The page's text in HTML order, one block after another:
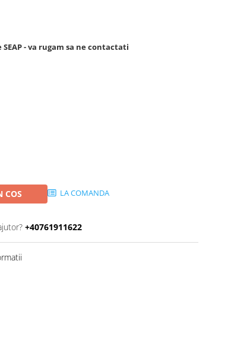
- va rugam sa ne contactati
COS LA COMANDA
+40761911622